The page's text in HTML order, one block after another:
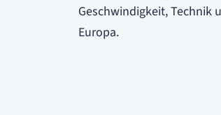
Geschwindigkeit, Technik
Europa.